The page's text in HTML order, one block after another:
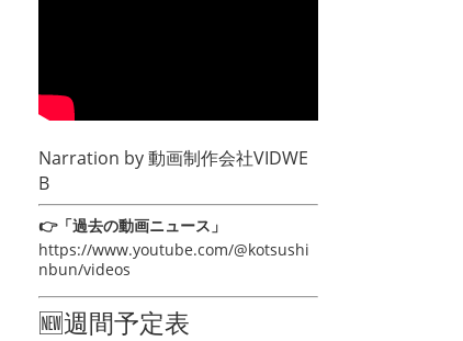
Narration by動画制作会社VIDWE
B
👉「過去の動画ニュース」
https://www.youtube.com/@kotsushi
nbun/videos
🆕週間予定表